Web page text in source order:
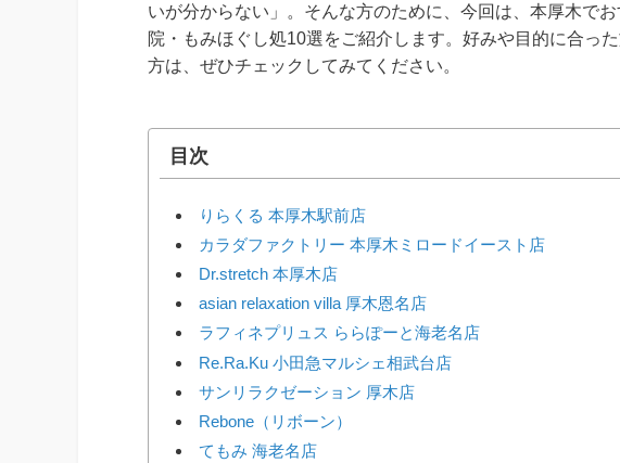
いが分からない」。そんな方のために、今回は、本厚木で
院・もみほぐし処10選をご紹介します。好みや目的に合っ
方は、ぜひチェックしてみてください。
目次
りらくる 本厚木駅前店
カラダファクトリー 本厚木ミロードイースト店
Dr.stretch 本厚木店
asian relaxation villa 厚木恩名店
ラフィネプリュス ららぽーと海老名店
Re.Ra.Ku 小田急マルシェ相武台店
サンリラクゼーション 厚木店
Rebone（リボーン）
てもみ 海老名店